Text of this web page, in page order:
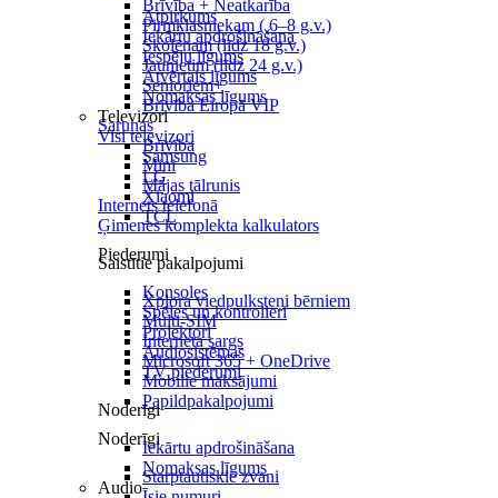
Brīvība + Neatkarība
Pirmklasniekam ( 6–8 g.v.)
Skolēnam (līdz 18 g.v.)
Jaunietim (līdz 24 g.v.)
Senioriem+
Brīvība Eiropā VIP
Sarunas
Brīvība
Mini
Mājas tālrunis
Internets telefonā
Ģimenes komplekta kalkulators
Saistītie pakalpojumi
Xplora viedpulksteņi bērniem
Multi-SIM
Interneta sargs
Microsoft 365 + OneDrive
Mobilie maksājumi
Papildpakalpojumi
Noderīgi
Starptautiskie zvani
Atpirkums
Iekārtu apdrošināšana
Iespēju līgums
Atvērtais līgums
Nomaksas līgums
Televizori
Visi televizori
Samsung
LG
Xiaomi
TCL
Piederumi
Konsoles
Spēles un kontrolieri
Projektori
Audiosistēmas
TV piederumi
Noderīgi
Iekārtu apdrošināšana
Nomaksas līgums
Audio